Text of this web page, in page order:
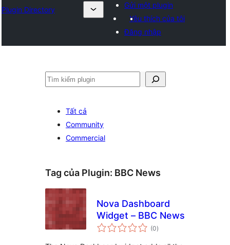
Plugin Directory
Gửi một plugin
Yêu thích của tôi
Đăng nhập
Tìm
Tất cả
Community
Commercial
Tag của Plugin: BBC News
Nova Dashboard
Widget – BBC News
(0tổng
đánh
)